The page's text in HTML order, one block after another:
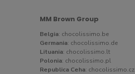
MM Brown Group
Belgia: chocolissimo.be
Germania: chocolissimo.de
Lituania: chocolissimo.lt
Polonia: chocolissimo.pl
Republica Ceha: chocolissimo.cz